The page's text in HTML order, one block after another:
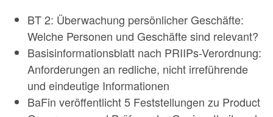
BT 2: Überwachung persönlicher Geschäfte:
Welche Personen und Geschäfte sind relevant?
Basisinformationsblatt nach PRIIPs-Verordnung:
Anforderungen an redliche, nicht irreführende
und eindeutige Informationen
BaFin veröffentlicht 5 Feststellungen zu Product